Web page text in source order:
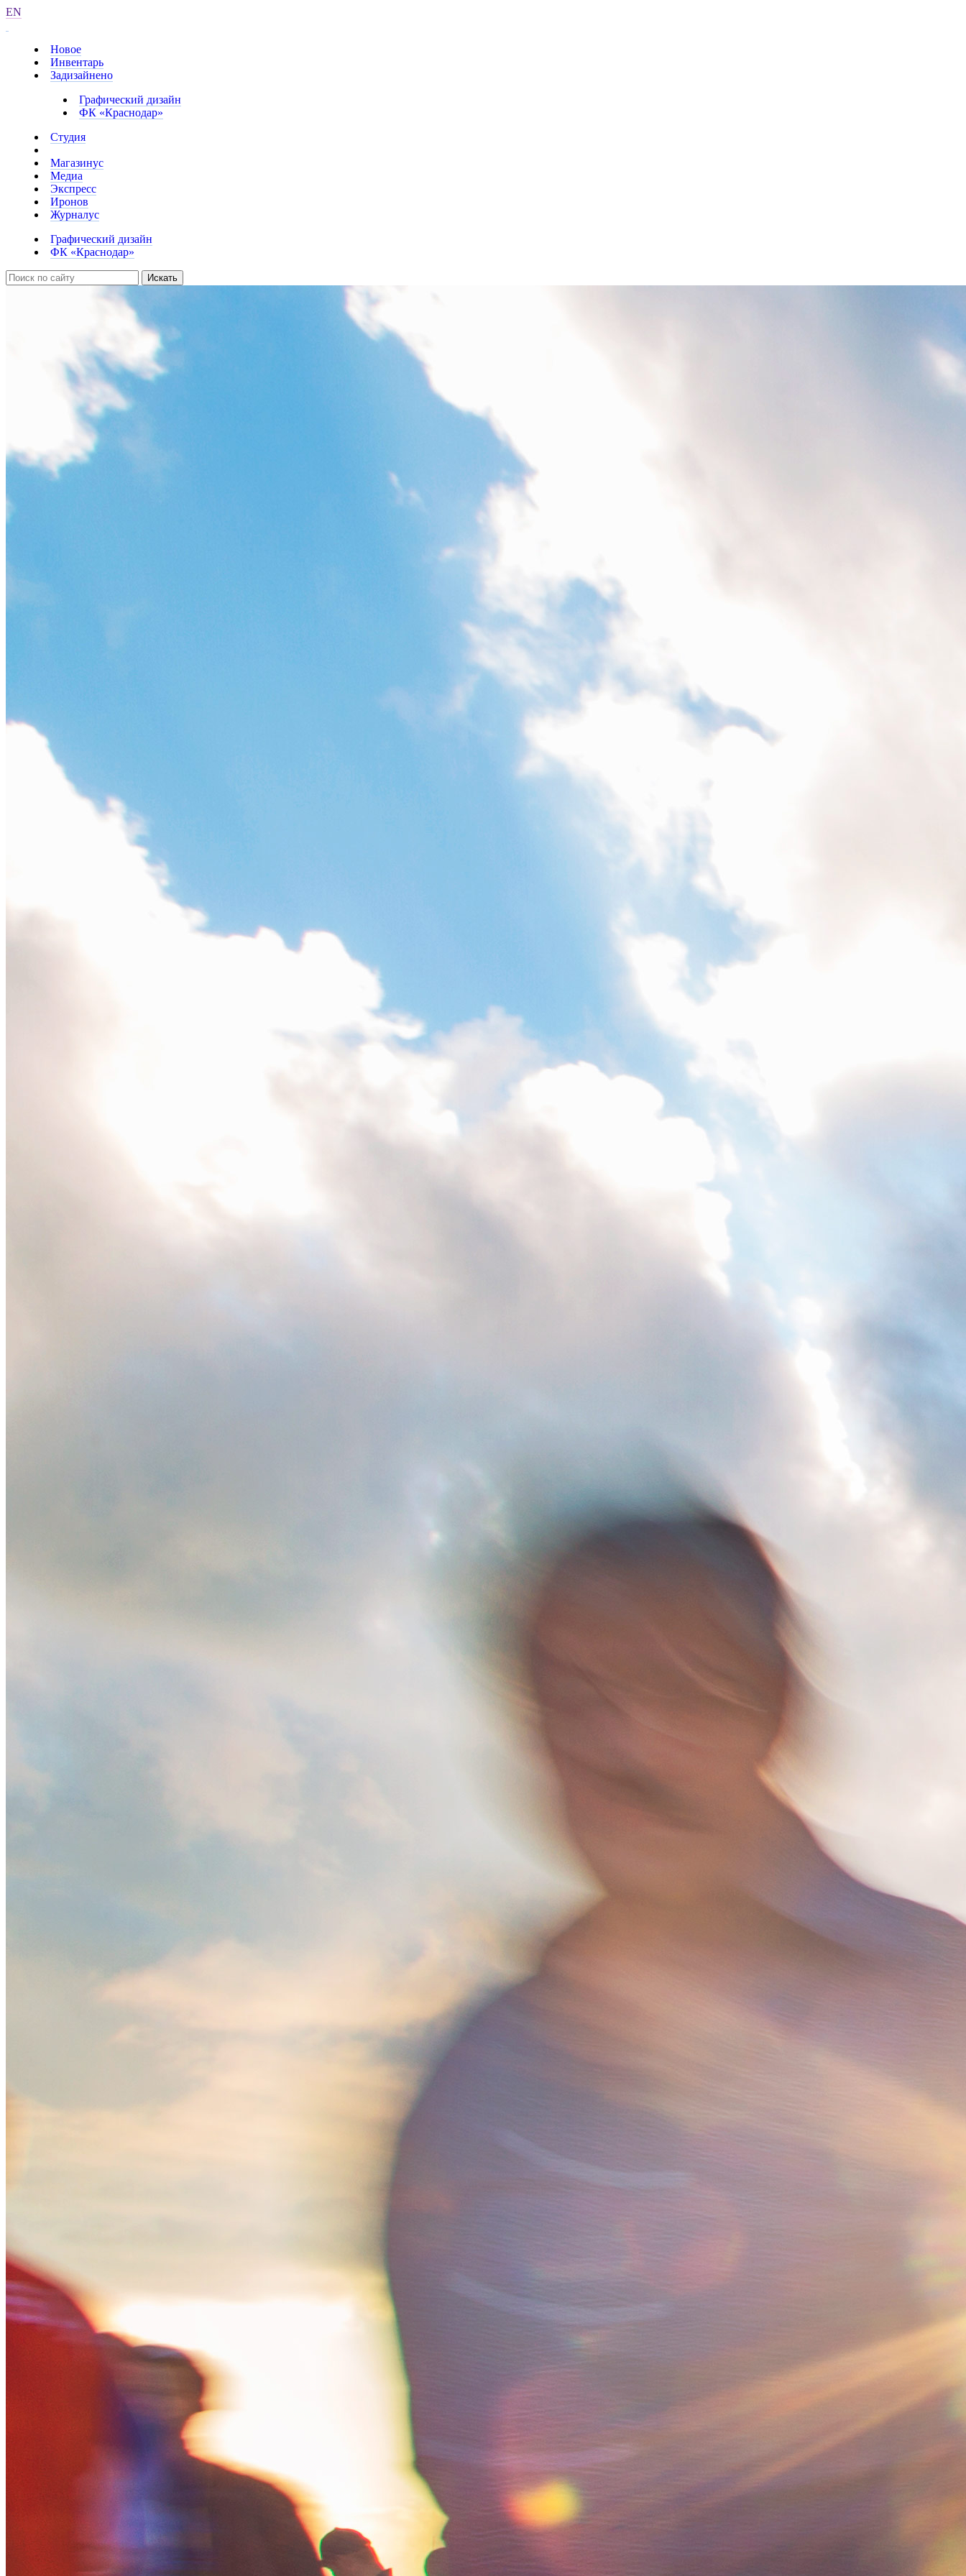
EN
Новое
Инвентарь
Задизайнено
Графический дизайн
ФК «Краснодар»
Студия
Магазинус
Медиа
Экспресс
Иронов
Журналус
Графический дизайн
ФК «Краснодар»
Искать